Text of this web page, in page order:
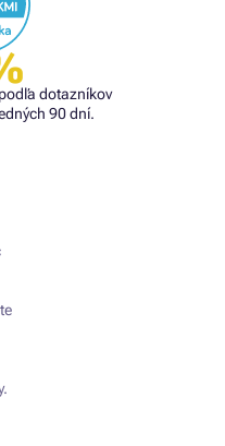
dotazníkov
90 dní.